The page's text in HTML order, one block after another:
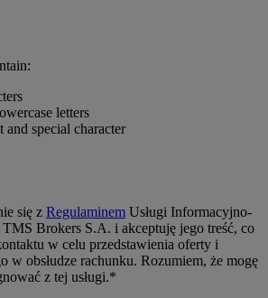
letters
and special character
się z Regulaminem Usługi Informacyjno-
Brokers S.A. i akceptuję jego treść, co
w celu przedstawienia oferty i
w obsłudze rachunku. Rozumiem, że mogę
z tej usługi.*